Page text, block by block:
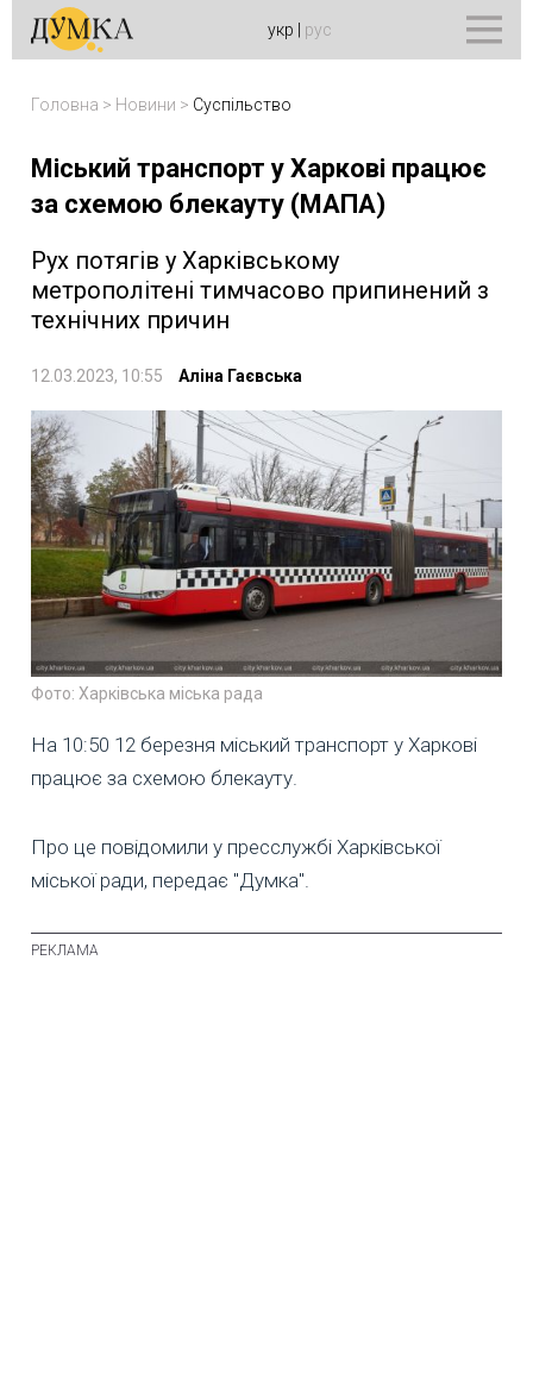
укр рус
Головна > Новини > Суспільство
Міський транспорт у Харкові працює
за схемою блекауту (МАПА)
Рух потягів у Харківському
метрополітені тимчасово припинений з
технічних причин
12.03.2023, 10:55 Аліна Гаєвська
Фото: Харківська міська рада
На 10:50 12 березня міський транспорт у Харкові
працює за схемою блекауту.
Про це повідомили у пресслужбі Харківської
міської ради, передає "Думка".